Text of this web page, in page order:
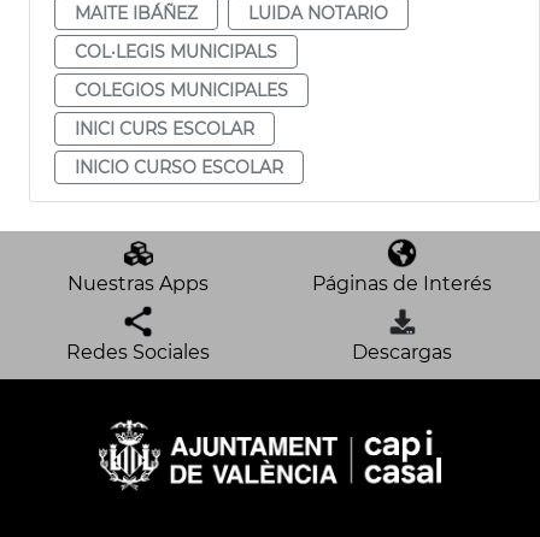
MAITE IBÁÑEZ
LUIDA NOTARIO
COL·LEGIS MUNICIPALS
COLEGIOS MUNICIPALES
INICI CURS ESCOLAR
INICIO CURSO ESCOLAR
Nuestras Apps Páginas de Interés
Redes Sociales Descargas